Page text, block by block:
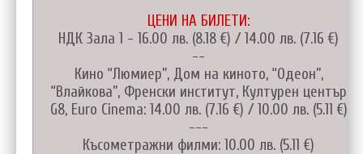
ЦЕНИ НА БИЛЕТИ:
НДК Зала 1 - 16.00 лв. (8.18 €) / 14.00 лв. (7.16 €)
--
Кино “Люмиер”, Дом на киното, “Одеон”,
“Влайкова”, Френски институт, Културен център
G8, Euro Cinema: 14.00 лв. (7.16 €) / 10.00 лв. (5.11 €)
---
Късометражни филми: 10.00 лв. (5.11 €)